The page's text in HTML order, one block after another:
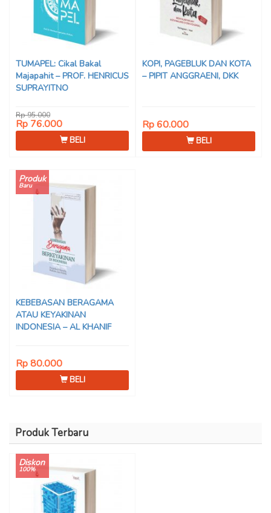
TUMAPEL: Cikal Bakal
Majapahit – PROF. HENRICUS
SUPRAYITNO
Rp 95.000
Rp 76.000
BELI
KOPI, PAGEBLUK DAN KOTA
– PIPIT ANGGRAENI, DKK
Rp 60.000
BELI
Produk
Baru
KEBEBASAN BERAGAMA
ATAU KEYAKINAN
INDONESIA – AL KHANIF
Rp 80.000
BELI
Produk Terbaru
Diskon
100%